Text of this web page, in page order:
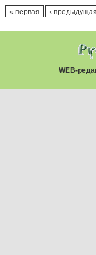
« первая ‹
WEB-